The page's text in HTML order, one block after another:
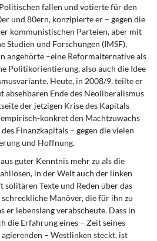
fallen und votierte für den
und 80ern, konzipierte er – gegen die
kommunistischen Parteien, aber mit
und Forschungen (IMSF),
angehörte –eine Reformalternative als
Politikorientierung, also auch die Idee
Heute, in 2008/9, teilte er
absehbaren Ende des Neoliberalismus
der jetzigen Krise des Kapitals
konkret den Machtzuwachs
Finanzkapitals – gegen die vielen
und Hoffnung.
guter Kenntnis mehr zu als die
in der Welt auch der linken
Texte und Reden über das
Manöver, die für ihn zu
er lebenslang verabscheute. Dass in
die Erfahrung eines – Zeit seines
– Westlinken steckt, ist